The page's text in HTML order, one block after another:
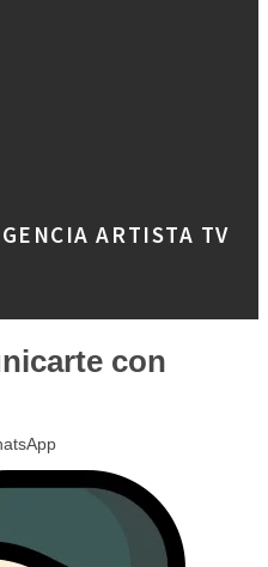
ARTISTA TV
con